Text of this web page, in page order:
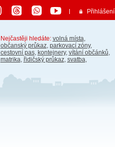
Přihlášení
Nejčastěji hledáte: volná místa,
občanský průkaz, parkovací zóny,
cestovní pas, kontejnery, vítání občánků,
matrika, řidičský průkaz, svatba,